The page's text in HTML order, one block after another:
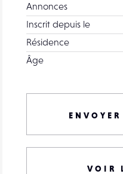
Annonces
Inscrit depuis le
Résidence
Âge
VOIR